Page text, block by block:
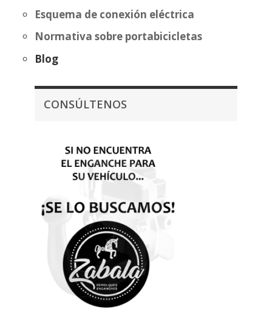
Esquema de conexión eléctrica
Normativa sobre portabicicletas
Blog
CONSÚLTENOS